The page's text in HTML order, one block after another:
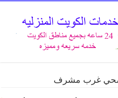
غرب مشرف